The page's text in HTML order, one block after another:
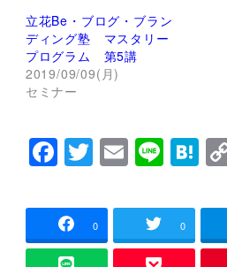
ィ
ン
ド
ウ
で
開
き
ま
く
だ
さ
い
(
新
ド
ウ
で
す
立花Be・ブログ・ブラン
ディング塾 マスタリー
プログラム 第5講
2019/09/09(月)
セミナー
F
c
e
T
tt
er
E
ai
l
Li
e
H
e
n
0 0